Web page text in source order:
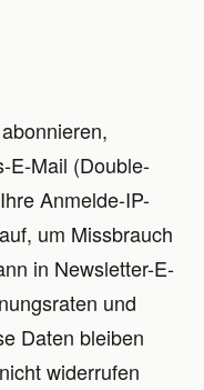
E-Mail (Double-
Anmelde-IP-
um Missbrauch
in Newsletter-E-
und
Daten bleiben
widerrufen